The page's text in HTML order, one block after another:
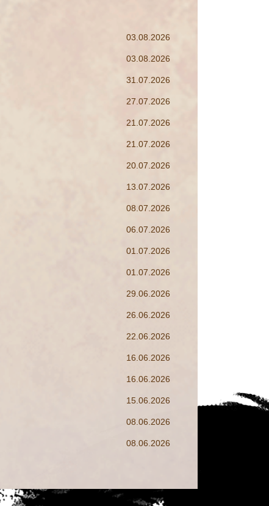
03.08.2026
03.08.2026
31.07.2026
27.07.2026
21.07.2026
21.07.2026
20.07.2026
13.07.2026
08.07.2026
06.07.2026
01.07.2026
01.07.2026
29.06.2026
26.06.2026
22.06.2026
16.06.2026
16.06.2026
15.06.2026
08.06.2026
08.06.2026